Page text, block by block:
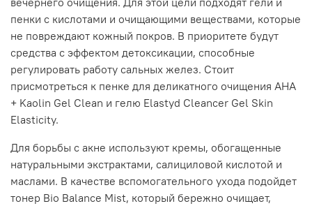
пенки с кислотами и очищающими веществами, которые
не повреждают кожный покров. В приоритете будут
средства с эффектом детоксикации, способные
регулировать работу сальных желез. Стоит
присмотреться к пенке для деликатного очищения AHA
+ Kaolin Gel Clean и гелю Elastyd Cleancer Gel Skin
Elasticity.
Для борьбы с акне используют кремы, обогащенные
натуральными экстрактами, салициловой кислотой и
маслами. В качестве вспомогательного ухода подойдет
тонер Bio Balance Mist, который бережно очищает,